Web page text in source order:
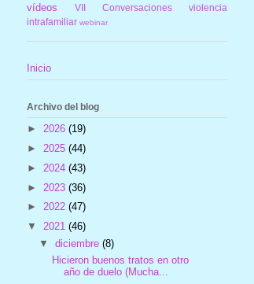
vídeos
VII Conversaciones
violencia
intrafamiliar webinar
Inicio
Archivo del blog
► 2026 (19)
► 2025 (44)
► 2024 (43)
► 2023 (36)
► 2022 (47)
▼ 2021 (46)
▼diciembre(8)
Hicieron buenos tratos en otro
año de duelo (Mucha...